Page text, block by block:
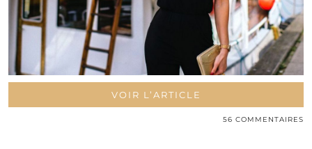
VOIR L’ARTICLE
56 COMMENTAIRES